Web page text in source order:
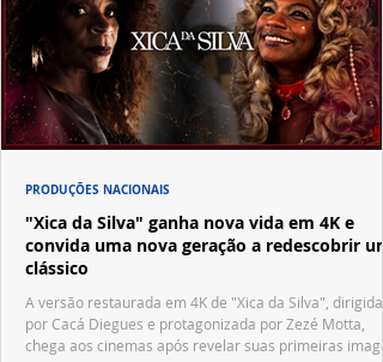
"Xica da Silva" ganha nova vida em 4K e
convida uma nova geração a redescobrir um
clássico
A versão restaurada em 4K de "Xica da Silva", dirigida
por Cacá Diegues e protagonizada por Zezé Motta,
chega aos cinemas após revelar suas primeiras
PRODUÇÕES NACIONAIS